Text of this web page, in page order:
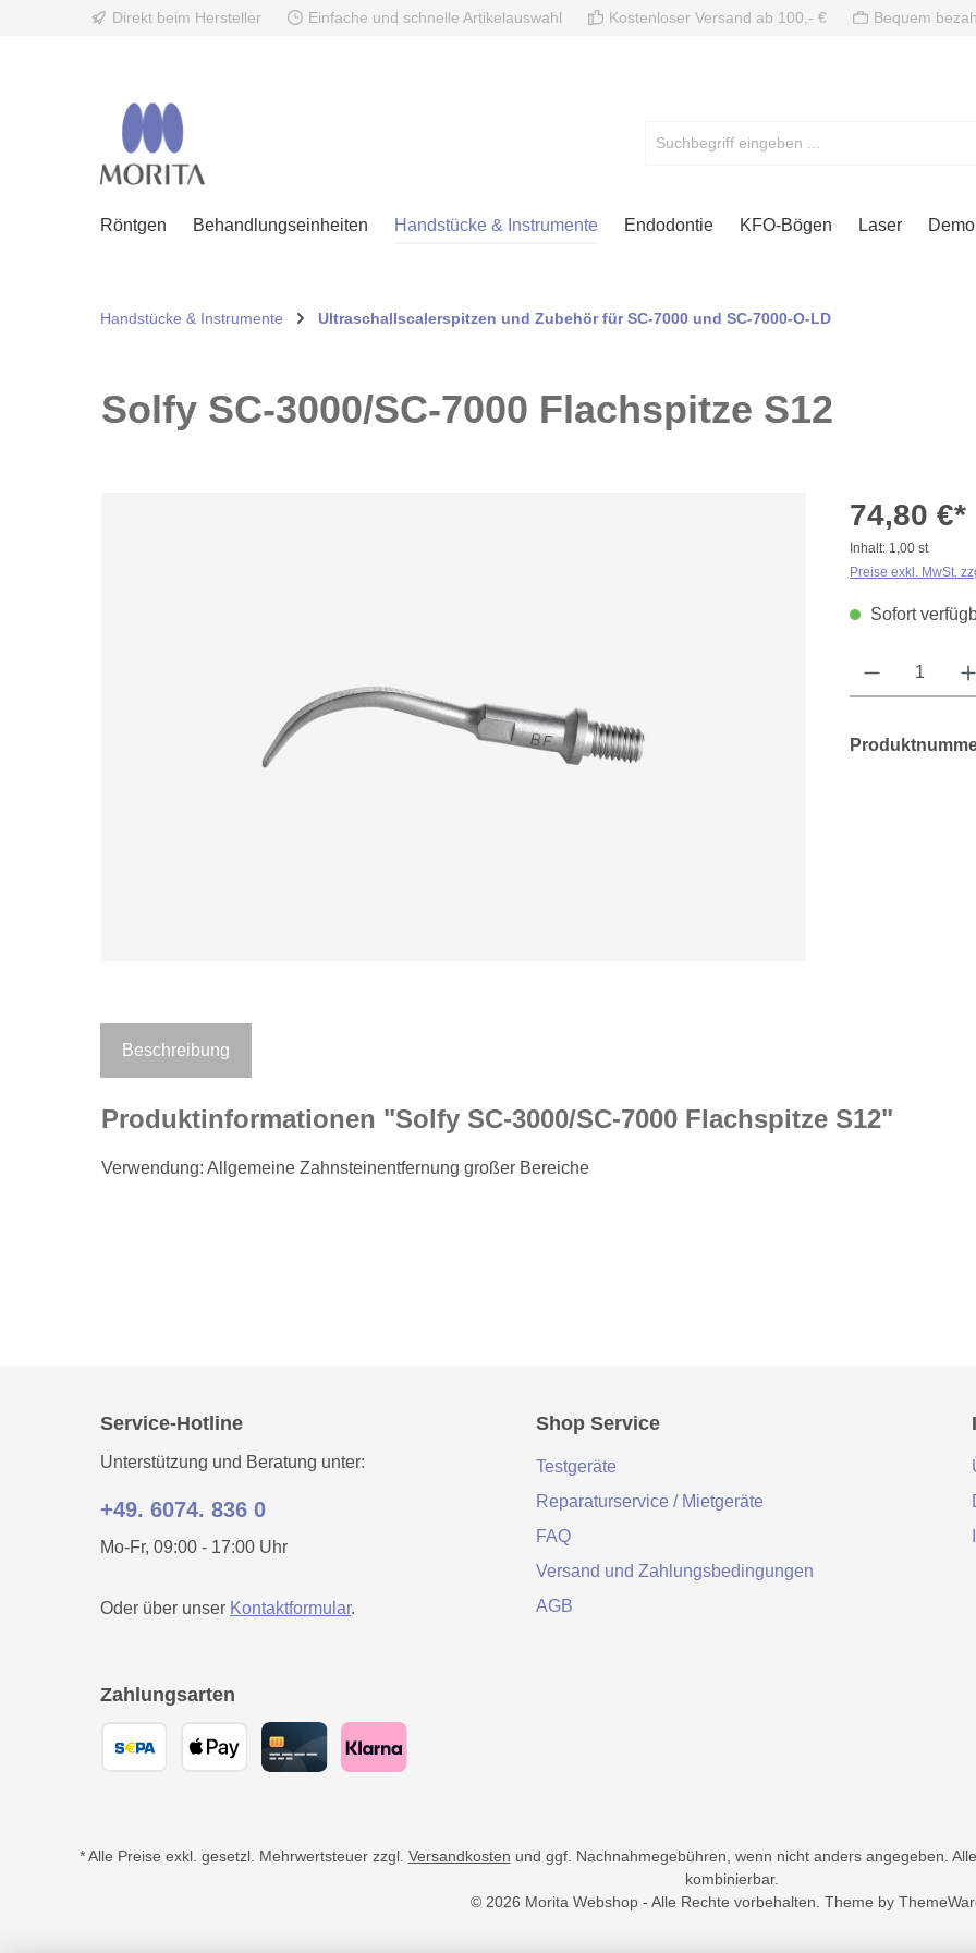
Zur Hauptnavigation springen
Direkt beim Hersteller Einfache und schnelle Artikelauswahl Kostenloser Versand ab 100,- € Bequem
Röntgen Behandlungseinheiten Handstücke & Instrumente Endodontie KFO-Bögen Laser
Handstücke & Instrumente Ultraschallscalerspitzen und Zubehör für SC-7000 und SC-7000-O-LD
Solfy SC-3000/SC-7000 Flachspitze S12
74,80 €*
Inhalt: 1,00 st
Preise exkl. MwSt.
Sofort
Beschreibung
Produktinformationen "Solfy SC-3000/SC-7000 Flachspitze S12"
Verwendung: Allgemeine Zahnsteinentfernung großer Bereiche
Service-Hotline
Unterstützung und Beratung unter:
+49. 6074. 836 0
Mo-Fr, 09:00 - 17:00 Uhr
Oder über unser Kontaktformular.
Shop Service
Testgeräte
Reparaturservice / Mietgeräte
FAQ
Versand und Zahlungsbedingungen
AGB
Zahlungsarten
* Alle Preise exkl. gesetzl. Mehrwertsteuer zzgl. Versandkosten und ggf. Nachnahmegebühren, wenn nicht anders angegeben.
kombinierbar.
© 2026 Morita Webshop - Alle Rechte vorbehalten. Theme by